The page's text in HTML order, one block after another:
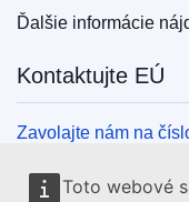
Toto webové
Ďalšie informácie
Kontaktujte EÚ
Zavolajte nám na
Iné spôsoby, ako